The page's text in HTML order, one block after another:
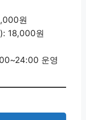
원
18,000원
운영